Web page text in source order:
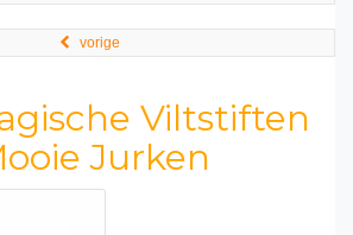
vorige
Viltstiften
Jurken